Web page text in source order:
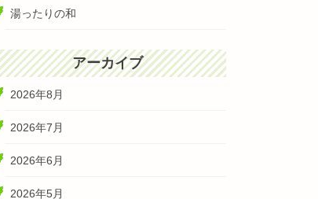
湯ったりの和
アーカイブ
2026年8月
2026年7月
2026年6月
2026年5月